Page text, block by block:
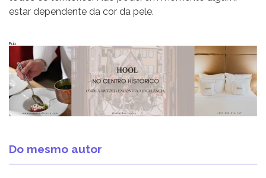
estar dependente da cor da pele.
Pub
Do mesmo autor